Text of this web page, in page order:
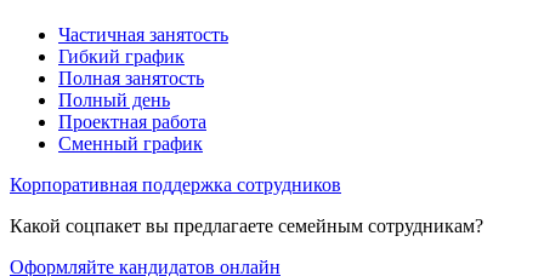
Частичная занятость
Гибкий график
Полная занятость
Полный день
Проектная работа
Сменный график
Корпоративная поддержка сотрудников
Какой соцпакет вы предлагаете семейным сотрудникам?
Оформляйте кандидатов онлайн